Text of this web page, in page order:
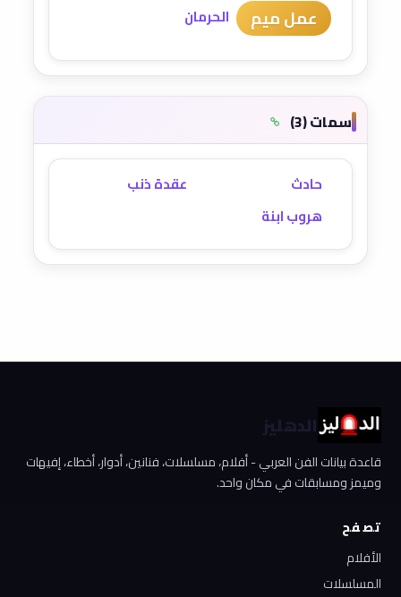
عمل ميم الحرمان
سمات (3)
حادث
عقدة ذنب
هروب ابنة
الدهليز
قاعدة بيانات الفن العربي - أفلام، مسلسلات، فنانين، أدوار، أخطاء، إفيهات
وميمز ومسابقات في مكان واحد.
تصفح
الأفلام
المسلسلات